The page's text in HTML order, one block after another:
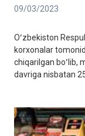
09/03/2023
Oʻzbekiston
korxonalar
chiqarilgan boʻlib,
davriga nisbatan